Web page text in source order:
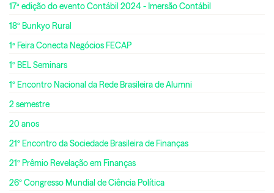
17ª edição do evento Contábil 2024 - Imersão Contábil
18º Bunkyo Rural
1ª Feira Conecta Negócios FECAP
1º BEL Seminars
1º Encontro Nacional da Rede Brasileira de Alumni
2 semestre
20 anos
21º Encontro da Sociedade Brasileira de Finanças
21º Prêmio Revelação em Finanças
26º Congresso Mundial de Ciência Política